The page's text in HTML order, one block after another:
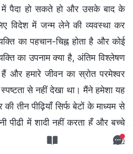
में पैदा हो सकते हो और उसके बाद के
विदेश में जन्म लेने की व्यवस्था कर
का पहचान-चिह्न होता है और कोई
का उपनाम क्या है, अंतिम विश्लेषण
और हमारे जीवन का स्रोत परमेश्वर
से नहीं देखा था। मैंने हमेशा यह
की तीन पीढ़ियाँ सिर्फ बेटों के माध्यम से
पीढ़ी में शादी नहीं करता हूँ और बच्चे
की वंशावली खत्म कर दूँगा और अपने